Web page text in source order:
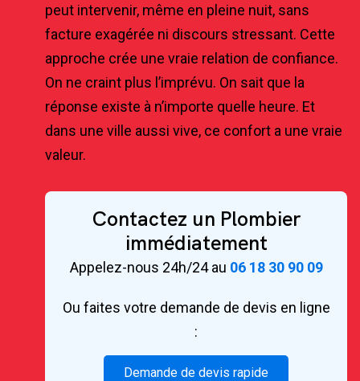
peut intervenir, même en pleine nuit, sans
facture exagérée ni discours stressant. Cette
approche crée une vraie relation de confiance.
On ne craint plus l’imprévu. On sait que la
réponse existe à n’importe quelle heure. Et
dans une ville aussi vive, ce confort a une vraie
valeur.
Contactez un Plombier
immédiatement
Appelez-nous 24h/24 au 06 18 30 90 09
Ou faites votre demande de devis en ligne
:
Demande de devis rapide